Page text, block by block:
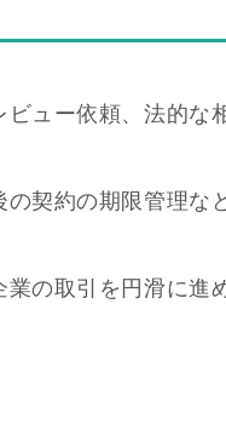
ュー依頼、法的
契約の期限管理な
の取引を円滑に進